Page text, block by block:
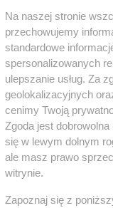
– podkreśla
o wartości 262
Niebuszewa.
Na naszej stronie
przechowujemy
standardowe
spersonalizowanych
ulepszanie usług. Za
geolokalizacyjnych
cenimy Twoją
Zgoda jest
się w lewym dolnym
ale masz prawo
witrynie.
Zapoznaj się z